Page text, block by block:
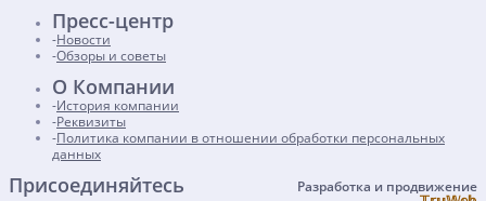
Пресс-центр
Новости
Обзоры и советы
О Компании
История компании
Реквизиты
Политика компании в отношении обработки персональных
данных
Присоединяйтесь Разработка и продвижение